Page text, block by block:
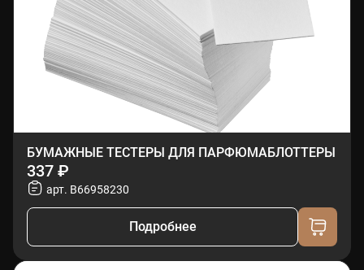
БУМАЖНЫЕ ТЕСТЕРЫ ДЛЯ ПАРФЮМАБЛОТТЕРЫ
337 ₽
арт. B66958230
Подробнее